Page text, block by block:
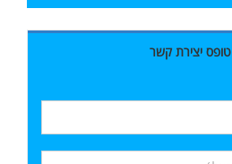
טופס יצירת קשר